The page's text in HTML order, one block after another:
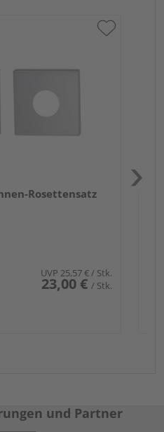
Rosettensatz
UVP 25,57 €/ Stk.
23,00 € / Stk.
und Partner